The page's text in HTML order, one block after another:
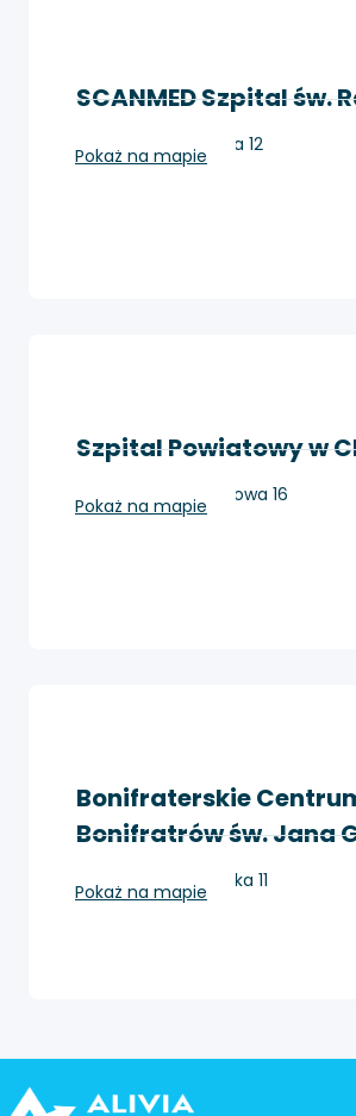
SCANMED Szpital św.
Kraków, Bochenka 12
Pokaż na mapie
Szpital Powiatowy w
Chrzanów, Topolowa 16
Pokaż na mapie
Bonifraterskie
Bonifratrów św. Jana
Kraków, Trynitarska 11
Pokaż na mapie